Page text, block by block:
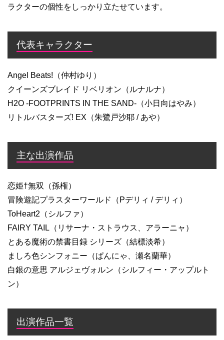
ラクターの個性をしっかり立たせています。
代表キャラクター
Angel Beats!（仲村ゆり）
クイーンズブレイド リベリオン（ルナルナ）
H2O -FOOTPRINTS IN THE SAND-（小日向はやみ）
リトルバスターズ! EX（朱鷺戸沙耶 / あや）
主な出演作品
恋姫†無双（孫権）
冒険遊記プラスターワールド（Pデリィ / デリィ）
ToHeart2（シルファ）
FAIRY TAIL（リサーナ・ストラウス、アラーニャ）
とある魔術の禁書目録 シリーズ（結標淡希）
ましろ色シンフォニー（ぱんにゃ、瀬名蘭華）
白銀の意思 アルジェヴォルン（シルフィー・アップルト
ン）
出演作品一覧